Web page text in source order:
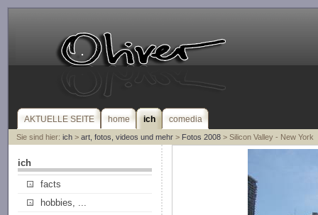
AKTUELLE SEITE home ich comedia
Sie sind hier: ich> art, fotos, videos und mehr> Fotos 2008> Silicon Valley - New York
ich
facts
hobbies, ...